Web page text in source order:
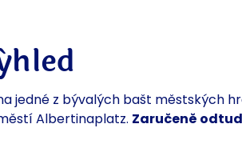
jedné z bývalých bašt městských
Albertinaplatz. Zaručeně